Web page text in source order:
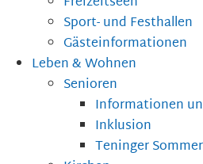
Sport- und Festhallen
Gästeinformationen
Leben & Wohnen
Senioren
Informationen
Inklusion
Teninger